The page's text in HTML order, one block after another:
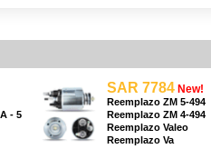
- 5
SAR 7784 New!
Reemplazo ZM 5-494
Reemplazo ZM 4-494
Reemplazo Valeo
Reemplazo Va